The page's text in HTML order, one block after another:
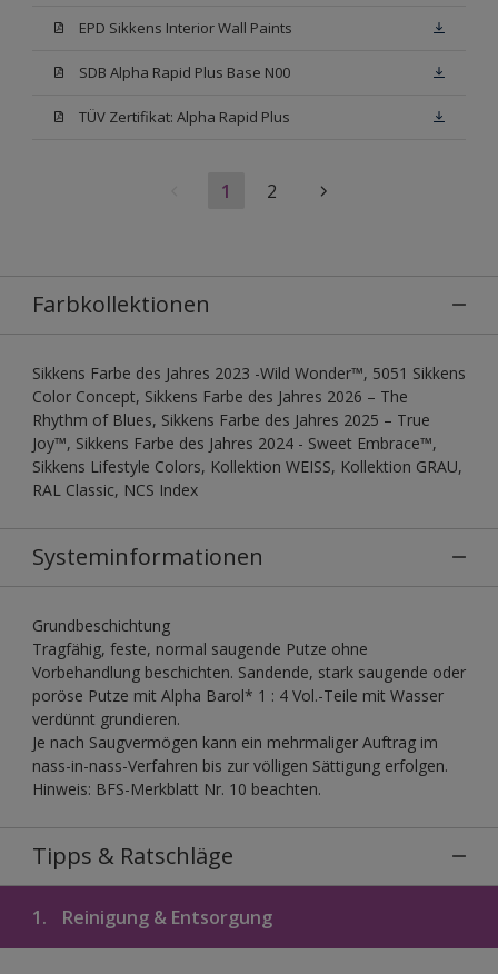
EPD Sikkens Interior Wall Paints
SDB Alpha Rapid Plus Base N00
TÜV Zertifikat: Alpha Rapid Plus
1 2
Farbkollektionen
Sikkens Farbe des Jahres 2023 -Wild Wonder™, 5051 Sikkens
Color Concept, Sikkens Farbe des Jahres 2026 – The
Rhythm of Blues, Sikkens Farbe des Jahres 2025 – True
Joy™, Sikkens Farbe des Jahres 2024 - Sweet Embrace™,
Sikkens Lifestyle Colors, Kollektion WEISS, Kollektion GRAU,
RAL Classic, NCS Index
Systeminformationen
Grundbeschichtung
Tragfähig, feste, normal saugende Putze ohne
Vorbehandlung beschichten. Sandende, stark saugende oder
poröse Putze mit Alpha Barol* 1 : 4 Vol.-Teile mit Wasser
verdünnt grundieren.
Je nach Saugvermögen kann ein mehrmaliger Auftrag im
nass-in-nass-Verfahren bis zur völligen Sättigung erfolgen.
Hinweis: BFS-Merkblatt Nr. 10 beachten.
Tipps & Ratschläge
1. Reinigung & Entsorgung